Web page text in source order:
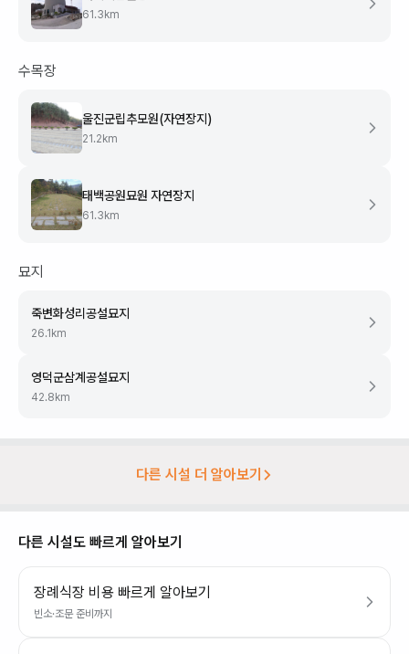
61.3 km
수목장
울진군립추모원(자연장지)
21.2 km
태백공원묘원 자연장지
61.3 km
묘지
죽변화성리공설묘지
26.1 km
영덕군삼계공설묘지
42.8 km
다른 시설 더 알아보기
다른 시설도 빠르게 알아보기
장례식장 비용 빠르게 알아보기
빈소·조문 준비까지